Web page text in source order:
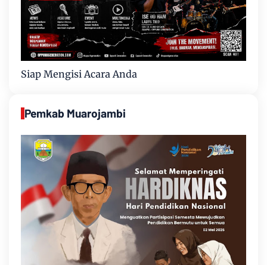
Siap Mengisi Acara Anda
Pemkab Muarojambi